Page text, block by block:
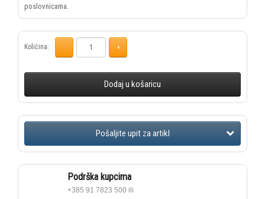
poslovnicama.
Količina:
Dodaj u košaricu
Podrška kupcima
+385 91 7823 500 ili